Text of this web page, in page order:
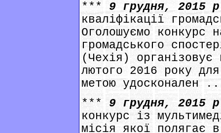
***9 грудня, 2015
кваліфікації
Оголошуємо конкурс
громадського
(Чехія) організовує
лютого 2016 року
метою удосконален
***9 грудня, 2015
конкурс із
місія якої полягає